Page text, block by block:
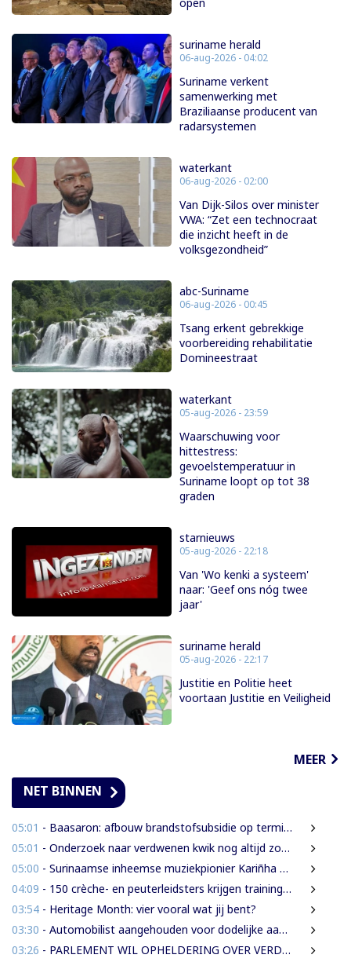
suriname herald
06-aug-2026 - 04:02
Suriname verkent
samenwerking met
Braziliaanse producent van
radarsystemen
waterkant
06-aug-2026 - 02:00
Van Dijk-Silos over minister
VWA: “Zet een technocraat
die inzicht heeft in de
volksgezondheid”
abc-Suriname
06-aug-2026 - 00:45
Tsang erkent gebrekkige
voorbereiding rehabilitatie
Domineestraat
waterkant
05-aug-2026 - 23:59
Waarschuwing voor
hittestress:
gevoelstemperatuur in
Suriname loopt op tot 38
graden
starnieuws
05-aug-2026 - 22:18
Van 'Wo kenki a systeem'
naar: 'Geef ons nóg twee
jaar'
suriname herald
05-aug-2026 - 22:17
Justitie en Politie heet
voortaan Justitie en Veiligheid
MEER
NET BINNEN
05:01 - Baasaron: afbouw brandstofsubsidie op termijn onvermijdelijk
05:01 - Onderzoek naar verdwenen kwik nog altijd zonder resultaat
05:00 - Surinaamse inheemse muziekpionier Kariñha Basi krijgt oeuvreprijs in Rotterdam
04:09 - 150 crèche- en peuterleidsters krijgen training in verkeerseducatie
03:54 - Heritage Month: vier vooral wat jij bent?
03:30 - Automobilist aangehouden voor dodelijke aanrijding met voetganger en doorrijden na ongeval
03:26 - PARLEMENT WIL OPHELDERING OVER VERDWENEN INBESLAGGENOMEN LEVENSMIDDELEN